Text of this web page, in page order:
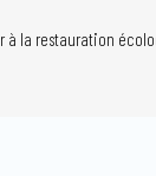
à la restauration